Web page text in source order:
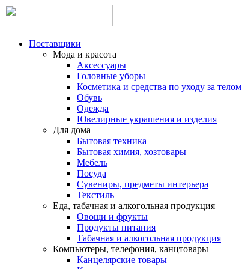
Поставщики
Мода и красота
Аксессуары
Головные уборы
Косметика и средства по уходу за телом
Обувь
Одежда
Ювелирные украшения и изделия
Для дома
Бытовая техника
Бытовая химия, хозтовары
Мебель
Посуда
Сувениры, предметы интерьера
Текстиль
Еда, табачная и алкогольная продукция
Овощи и фрукты
Продукты питания
Табачная и алкогольная продукция
Компьютеры, телефония, канцтовары
Канцелярские товары